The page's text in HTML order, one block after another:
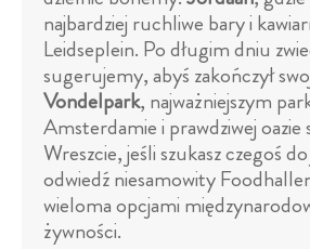
najbardziej ruchliwe bary i
Leidseplein. Po długim dniu
sugerujemy, abyś zakończył
Vondelpark, najważniejszym
Amsterdamie i prawdziwej oazie
Wreszcie, jeśli szukasz czegoś
odwiedź niesamowity
wieloma opcjami
żywności.